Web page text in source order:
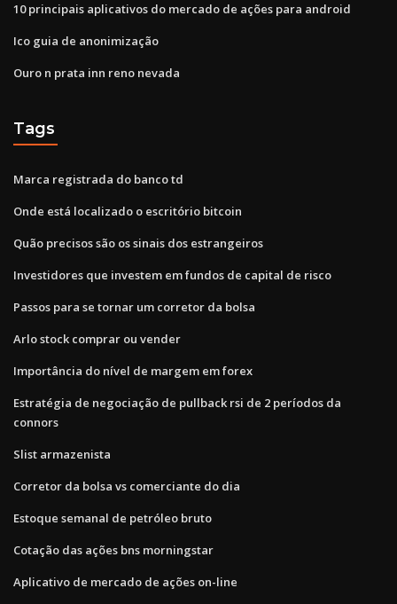
10 principais aplicativos do mercado de ações para android
Ico guia de anonimização
Ouro n prata inn reno nevada
Tags
Marca registrada do banco td
Onde está localizado o escritório bitcoin
Quão precisos são os sinais dos estrangeiros
Investidores que investem em fundos de capital de risco
Passos para se tornar um corretor da bolsa
Arlo stock comprar ou vender
Importância do nível de margem em forex
Estratégia de negociação de pullback rsi de 2 períodos da
connors
Slist armazenista
Corretor da bolsa vs comerciante do dia
Estoque semanal de petróleo bruto
Cotação das ações bns morningstar
Aplicativo de mercado de ações on-line